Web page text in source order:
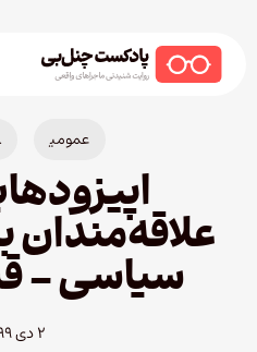
عمومی
علاقه‌مندان
سیاسی –
۲ دی ۱۳۹۹